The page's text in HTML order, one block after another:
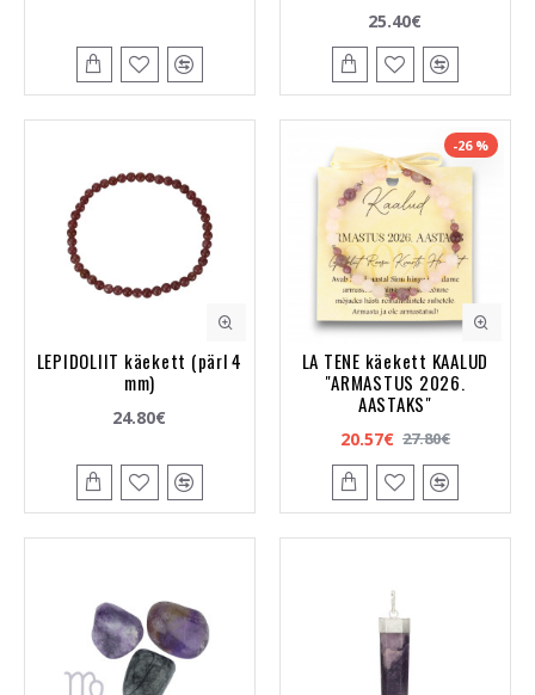
25.40€
LEPIDOLIIT käekett (pärl 4
mm)
24.80€
-26 %
LA TENE käekett KAALUD
"ARMASTUS 2026.
AASTAKS"
20.57€ 27.80€